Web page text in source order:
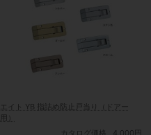
エイト YB 指詰め防止戸当り（ドアー
用）